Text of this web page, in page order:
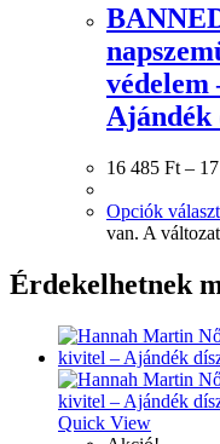
védelem
Ajándék
16 485 Ft –
Opciók
van. A
Érdekelhetnek
Quick View